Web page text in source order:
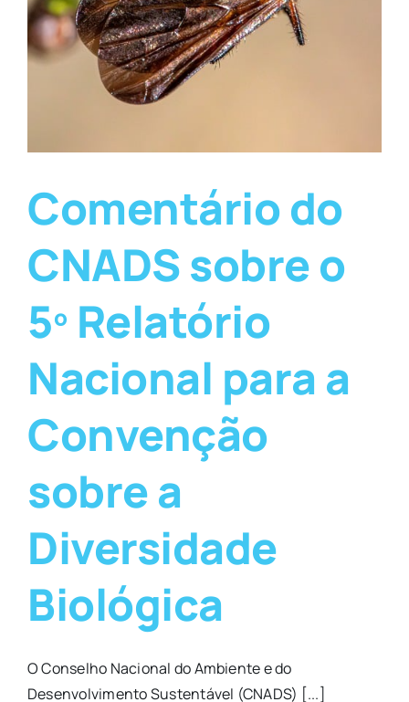
Comentário do
CNADS sobre o
5º Relatório
Nacional para a
Convenção
sobre a
Diversidade
Biológica
O Conselho Nacional do Ambiente e do
Desenvolvimento Sustentável (CNADS) [...]